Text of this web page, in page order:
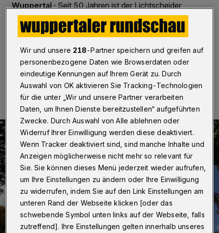
Wuppertal·Seit 50 Jahren ist der Lichtscheider
Wasserturm ein Wahrzeichen auf den Südhöhen. Die
Wuppertaler Stadtwerke (WSW) haben ihn am 27.
Oktober 1975 in Betrieb genommen.
24.10.2025 , 14:22 Uhr Eine Minute Lesezeit
Wir und unsere 218-Partner speichern und greifen auf
personenbezogene Daten wie Browserdaten oder
eindeutige Kennungen auf Ihrem Gerät zu. Durch
Auswahl von OK aktivieren Sie Tracking-Technologien
für die unter „Wir und unsere Partner verarbeiten
Daten, um Ihnen Dienste bereitzustellen“ aufgeführten
Zwecke. Durch Auswahl von Alle ablehnen oder
Widerruf Ihrer Einwilligung werden diese deaktiviert.
Wenn Tracker deaktiviert sind, sind manche Inhalte und
Anzeigen möglicherweise nicht mehr so relevant für
Sie. Sie können dieses Menü jederzeit wieder aufrufen,
um Ihre Einstellungen zu ändern oder Ihre Einwilligung
zu widerrufen, indem Sie auf den Link Einstellungen am
unteren Rand der Webseite klicken [oder das
schwebende Symbol unten links auf der Webseite, falls
zutreffend]. Ihre Einstellungen gelten innerhalb unseres